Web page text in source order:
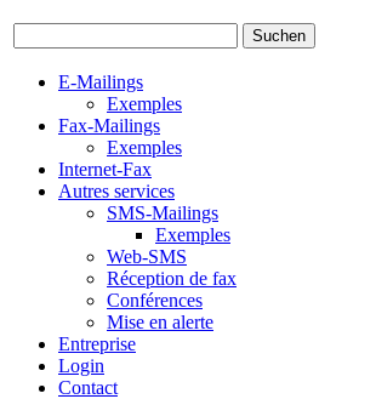
Suchen
E-Mailings
Exemples
Fax-Mailings
Exemples
Internet-Fax
Autres services
SMS-Mailings
Exemples
Web-SMS
Réception de fax
Conférences
Mise en alerte
Entreprise
Login
Contact